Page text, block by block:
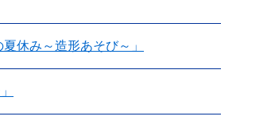
休み～造形あそび～」